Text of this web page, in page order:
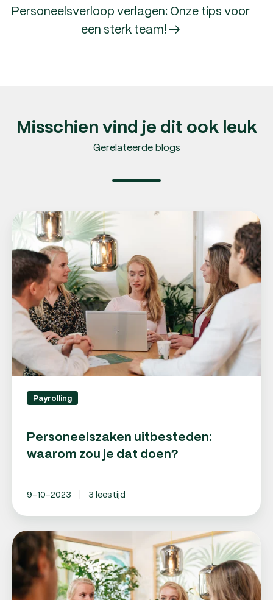
Personeelsverloop verlagen: Onze tips voor
een sterk team! →
Misschien vind je dit ook leuk
Gerelateerde blogs
Personeelszaken
uitbesteden:
waarom
zou
je
dat
doen?
Payrolling
Personeelszaken uitbesteden:
waarom zou je dat doen?
9-10-2023 3 leestijd
5
redenen
om
reclamebureau